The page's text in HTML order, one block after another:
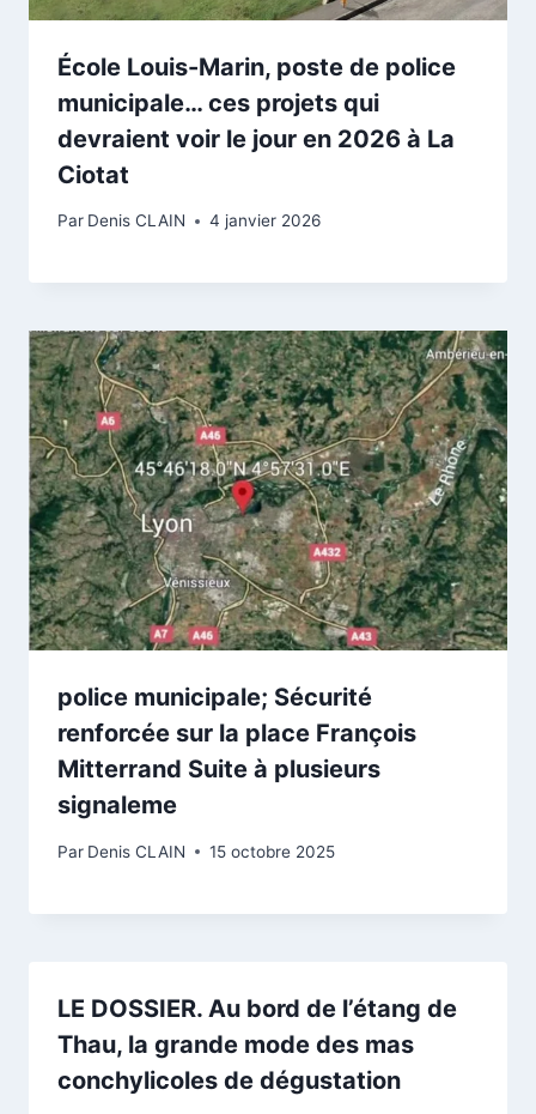
École Louis-Marin, poste de police
municipale… ces projets qui
devraient voir le jour en 2026 à La
Ciotat
Par Denis CLAIN 4 janvier 2026
police municipale; Sécurité
renforcée sur la place François
Mitterrand Suite à plusieurs
signaleme
Par Denis CLAIN 15 octobre 2025
LE DOSSIER. Au bord de l’étang de
Thau, la grande mode des mas
conchylicoles de dégustation